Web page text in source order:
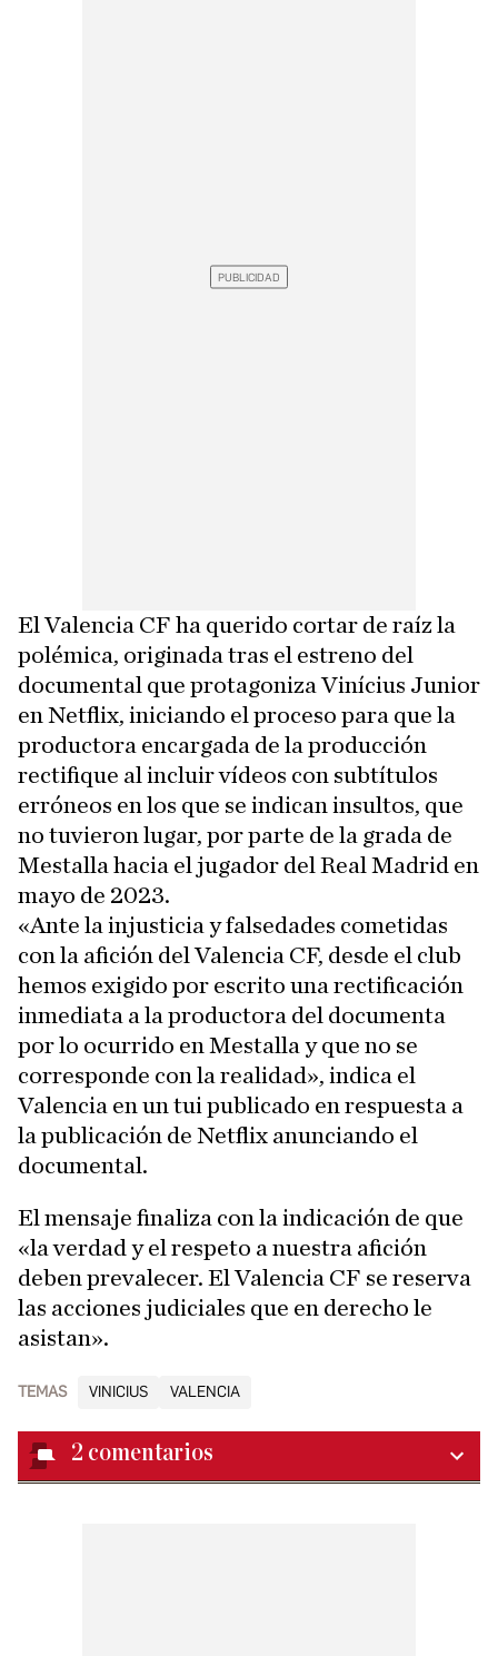
El Valencia CF ha querido cortar de raíz la
polémica, originada tras el estreno del
documental que protagoniza Vinícius Junior
en Netflix, iniciando el proceso para que la
productora encargada de la producción
rectifique al incluir vídeos con subtítulos
erróneos en los que se indican insultos, que
no tuvieron lugar, por parte de la grada de
Mestalla hacia el jugador del Real Madrid en
mayo de 2023.
«Ante la injusticia y falsedades cometidas
con la afición del Valencia CF, desde el club
hemos exigido por escrito una rectificación
inmediata a la productora del documenta
por lo ocurrido en Mestalla y que no se
corresponde con la realidad», indica el
Valencia en un tui publicado en respuesta a
la publicación de Netflix anunciando el
documental.
El mensaje finaliza con la indicación de que
«la verdad y el respeto a nuestra afición
deben prevalecer. El Valencia CF se reserva
las acciones judiciales que en derecho le
asistan».
TEMAS VINICIUS VALENCIA
2 comentarios